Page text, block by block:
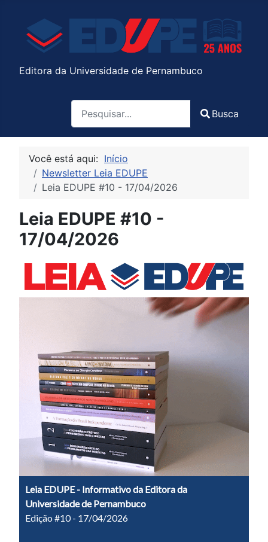
Editora da Universidade de Pernambuco
Busca
Você está aqui: Início
Newsletter Leia EDUPE
Leia EDUPE #10 - 17/04/2026
Leia EDUPE #10 -
17/04/2026